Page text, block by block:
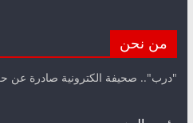
من نحن
"درب".. صحيفة الكترونية صادرة عن